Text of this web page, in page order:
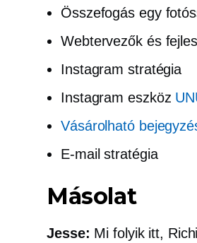
Összefogás egy
Webtervezők és
Instagram stratégia
Instagram eszköz
Vásárolható
E-mail stratégia
Másolat
Jesse: Mi folyik itt,